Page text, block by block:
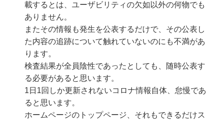
載するとは、ユーザビリティの欠如以外の何物でも
ありません。
またその情報も発生を公表するだけで、その公表し
た内容の追跡について触れていないのにも不満があ
ります。
検査結果が全員陰性であったとしても、随時公表す
る必要があると思います。
1日1回しか更新されないコロナ情報自体、怠慢であ
ると思います。
ホームページのトップページ、それもできるだけス